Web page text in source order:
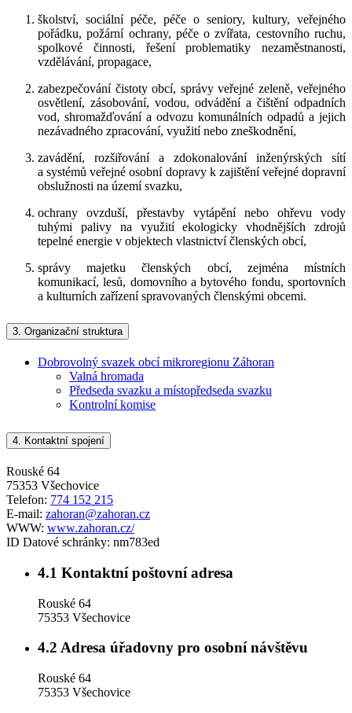
školství, sociální péče, péče o seniory, kultury, veřejného
pořádku, požární ochrany, péče o zvířata, cestovního ruchu,
spolkové činnosti, řešení problematiky nezaměstnanosti,
vzdělávání, propagace,
zabezpečování čistoty obcí, správy veřejné zeleně, veřejného
osvětlení, zásobování, vodou, odvádění a čištění odpadních
vod, shromažďování a odvozu komunálních odpadů a jejich
nezávadného zpracování, využití nebo zneškodnění,
zavádění, rozšiřování a zdokonalování inženýrských sítí
a systémů veřejné osobní dopravy k zajištění veřejné dopravní
obslužnosti na území svazku,
ochrany ovzduší, přestavby vytápění nebo ohřevu vody
tuhými palivy na využití ekologicky vhodnějších zdrojů
tepelné energie v objektech vlastnictví členských obcí,
správy majetku členských obcí, zejména místních
komunikací, lesů, domovního a bytového fondu, sportovních
a kulturních zařízení spravovaných členskými obcemi.
3. Organizační struktura
Dobrovolný svazek obcí mikroregionu Záhoran
Valná hromada
Předseda svazku a místopředseda svazku
Kontrolní komise
4. Kontaktní spojení
Rouské 64
75353 Všechovice
Telefon: 774 152 215
E-mail: zahoran@zahoran.cz
WWW: www.zahoran.cz/
ID Datové schránky: nm783ed
4.1 Kontaktní poštovní adresa
Rouské 64
75353 Všechovice
4.2 Adresa úřadovny pro osobní návštěvu
Rouské 64
75353 Všechovice